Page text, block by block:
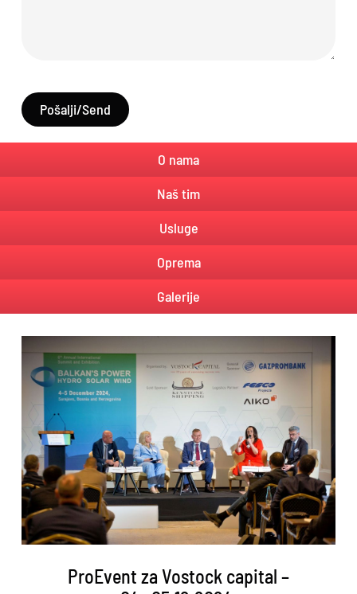
Pošalji/Send
O nama
Naš tim
Usluge
Oprema
Galerije
ProEvent za Vostock capital –